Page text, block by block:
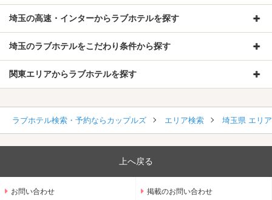
埼玉の高速・インターからラブホテルを探す
埼玉のラブホテルをこだわり条件から探す
関東エリアからラブホテルを探す
ラブホテル検索・予約ならカップルズ エリア検索 埼玉県 エリ
上へ戻る
お問い合わせ 掲載のお問い合わせ